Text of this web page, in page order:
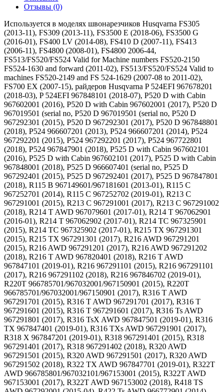
Отзывы (0)
Используется в моделях швонарезчиков Husqvarna FS305
(2013-11), FS309 (2013-11), FS3500 E (2018-06), FS3500 G
(2016-01), FS400 LV (2014-08), FS410 D (2007-11), FS413
(2006-11), FS4800 (2008-01), FS4800 2006-44,
FS513/FS520/FS524 Valid for Machine numbers FS520-2150
FS524-1630 and forward (2011-02), FS513/FS520/FS524 Valid to
machines FS520-2149 and FS 524-1629 (2007-08 to 2011-02),
FS700 EX (2007-15), райдеров Husqvarna P 524EFI 967678201
(2018-03), P 524EFI 967848101 (2018-07), P520 D with Cabin
967602001 (2016), P520 D with Cabin 967602001 (2017), P520 D
967019501 (serial no, P520 D 967019501 (serial no, P520 D
967292301 (2015), P520 D 967292301 (2017), P520 D 967848801
(2018), P524 966607201 (2013), P524 966607201 (2014), P524
967292201 (2015), P524 967292201 (2017), P524 967722801
(2018), P524 967847901 (2018), P525 D with Cabin 967602101
(2016), P525 D with Cabin 967602101 (2017), P525 D with Cabin
967848001 (2018), P525 D 966607401 (serial no, P525 D
967292401 (2015), P525 D 967292401 (2017), P525 D 967847801
(2018), R115 B 967149601/967181601 (2013-01), R115 C
967252701 (2014), R115 C 967252702 (2019-01), R213 C
967291001 (2015), R213 C 967291001 (2017), R213 C 967291002
(2018), R214 T AWD 967079601 (2017-01), R214 T 967062901
(2016-01), R214 T 967062902 (2017-01), R214 TC 967325901
(2015), R214 TC 967325902 (2017-01), R215 TX 967291301
(2015), R215 TX 967291301 (2017), R216 AWD 967291201
(2015), R216 AWD 967291201 (2017), R216 AWD 967291202
(2018), R216 T AWD 967820401 (2018), R216 T AWD
967847101 (2019-01), R216 967291101 (2015), R216 967291101
(2017), R216 967291102 (2018), R216 967846702 (2019-01),
R220T 966785701/967032001/967150901 (2015), R220T
966785701/967032001/967150901 (2017), R316 T AWD
967291701 (2015), R316 T AWD 967291701 (2017), R316 T
967291601 (2015), R316 T 967291601 (2017), R316 Ts AWD
967291801 (2017), R316 TsX AWD 967847501 (2019-01), R316
TX 967847401 (2019-01), R316 TXs AWD 967291901 (2017),
R318 X 967847201 (2019-01), R318 967291401 (2015), R318
967291401 (2017), R318 967291402 (2018), R320 AWD
967291501 (2015), R320 AWD 967291501 (2017), R320 AWD
967291502 (2018), R322 TX AWD 967847701 (2019-01), R322T
AWD 966785801/967032101/967153001 (2015), R322T AWD
967153001 (2017), R322T AWD 967153002 (2018), R418 TS